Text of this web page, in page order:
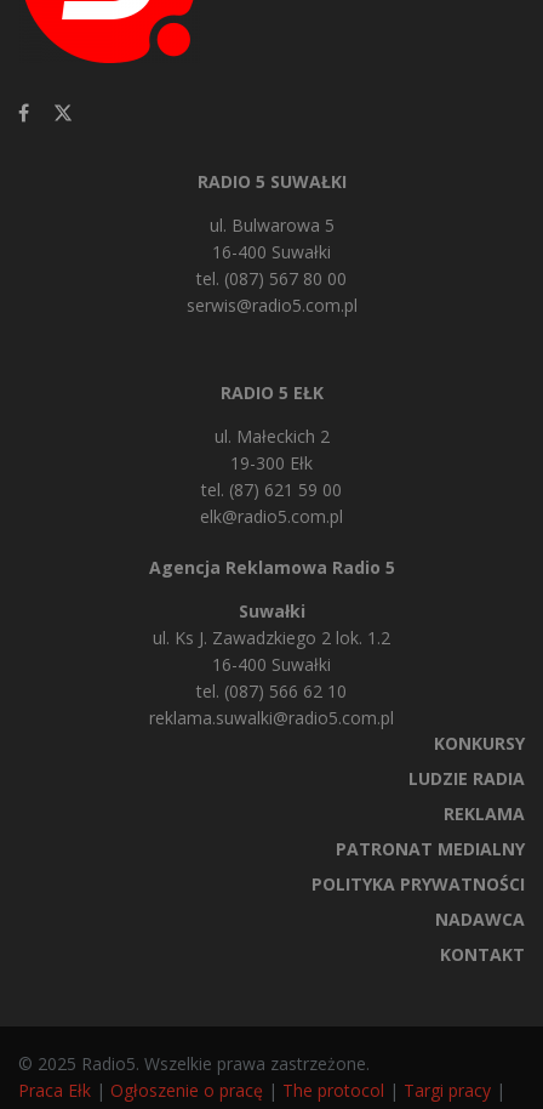
RADIO 5 SUWAŁKI
ul. Bulwarowa 5
16-400 Suwałki
tel. (087) 567 80 00
serwis@radio5.com.pl
RADIO 5 EŁK
ul. Małeckich 2
19-300 Ełk
tel. (87) 621 59 00
elk@radio5.com.pl
Agencja Reklamowa Radio 5
Suwałki
ul. Ks J. Zawadzkiego 2 lok. 1.2
16-400 Suwałki
tel. (087) 566 62 10
reklama.suwalki@radio5.com.pl
KONKURSY
LUDZIE RADIA
REKLAMA
PATRONAT MEDIALNY
POLITYKA PRYWATNOŚCI
NADAWCA
KONTAKT
© 2025 Radio5. Wszelkie prawa zastrzeżone.
Praca Ełk | Ogłoszenie o pracę | The protocol | Targi pracy |